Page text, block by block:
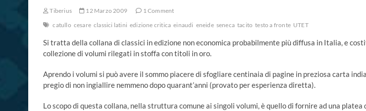
Tiberius 12 Marzo 2009
1 Comment
catullo cesare classici latini edizione critica einaudi eneide seneca tacito testo a fronte UTET
Si tratta della collana di classici in edizione non economica probabilmente più diffusa in Italia, e
collezione di volumi rilegati in stoffa con titoli in oro.
Aprendo i volumi si può avere il sommo piacere di sfogliare centinaia di pagine in preziosa carta
pregio di non ingiallire nemmeno dopo quarant’anni (provato per esperienza diretta).
Lo scopo di questa collana, nella struttura comune ai singoli volumi, è quello di fornire ad una